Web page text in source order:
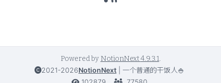
Powered by NotionNext4.9.3.1.
2021-2026NotionNext
一个普通的干饭人🍚